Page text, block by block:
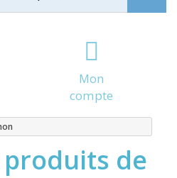
Mon
compte
produits de